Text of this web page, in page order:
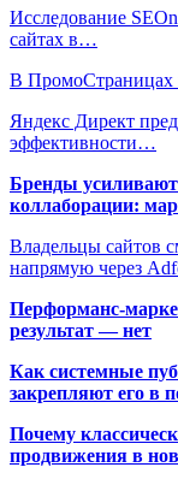
Исследование
сайтах в…
В ПромоСтраницах
Яндекс Директ
эффективности…
Бренды усиливают
коллаборации:
Владельцы сайтов
напрямую через
Перформанс-
результат — нет
Как системные
закрепляют его в
Почему
продвижения в